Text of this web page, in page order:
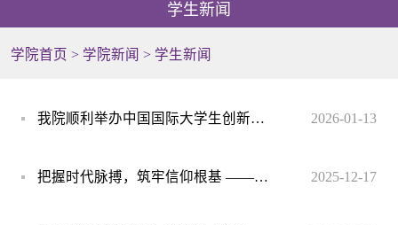
学生新闻
学院首页 > 学院新闻 > 学生新闻
我院顺利举办中国国际大学生创新大赛暨“挑战杯”大学生创业计划竞赛学院选拔赛 2026-01-13
把握时代脉搏，筑牢信仰根基 ——第十二期青马工程第二次理论授课 2025-12-17